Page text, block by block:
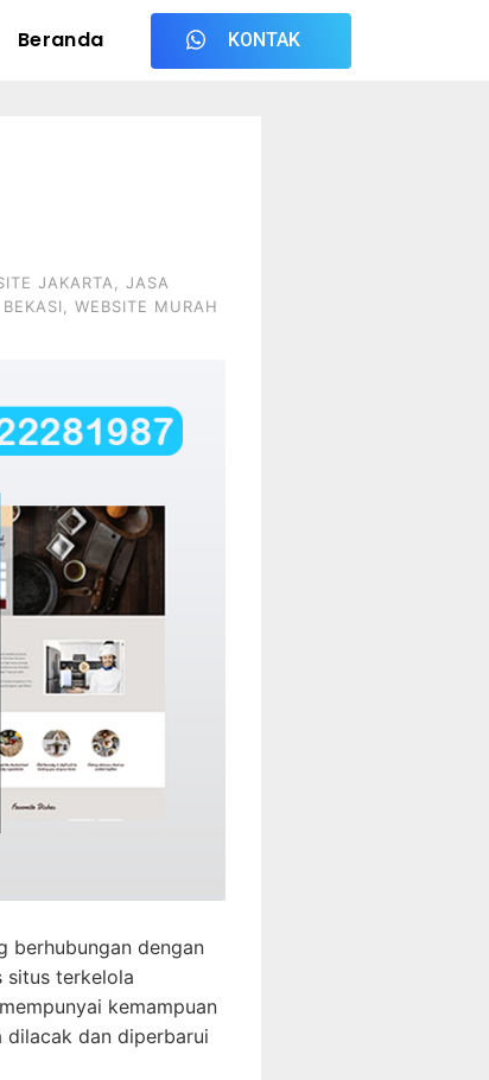
Beranda KONTAK
JAKARTA, JASA
, WEBSITE MURAH
berhubungan dengan
situs terkelola
kemampuan
dilacak dan diperbarui